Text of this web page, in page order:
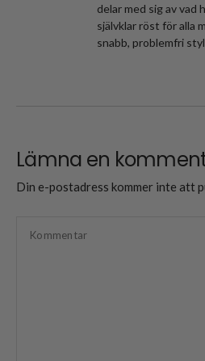
delar med sig av vad
självklar röst för alla
snabb, problemfri
Lämna en
Din e-postadress kommer inte att
Kommentar